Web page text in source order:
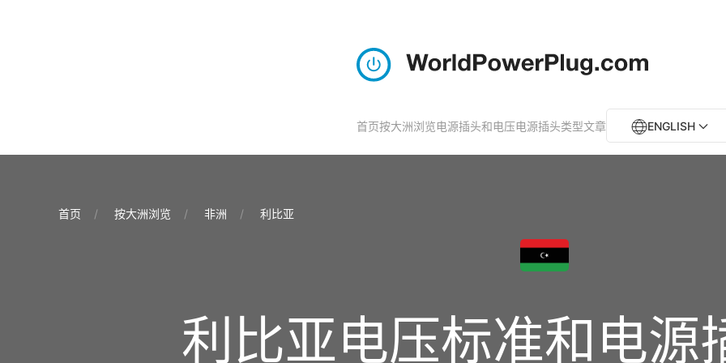
首页按大洲浏览电源插头和电压电源插头类型文章 ENGLISH
首页 按大洲浏览 非洲 利比亚
利比亚电压标准和电源